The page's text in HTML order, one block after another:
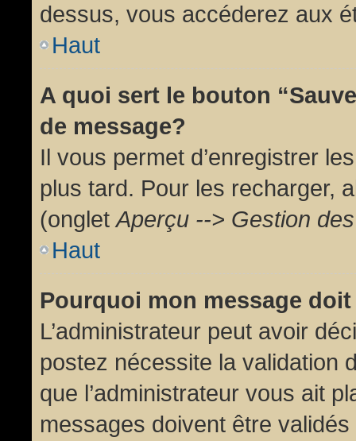
dessus, vous accéderez aux
Haut
A quoi sert le bouton
de message?
Il vous permet d’enregistrer
plus tard. Pour les recharger,
(ongletAperçu --> Gestion
Haut
Pourquoi mon message
L’administrateur peut avoir
postez nécessite la validation
que l’administrateur vous ait
messages doivent être